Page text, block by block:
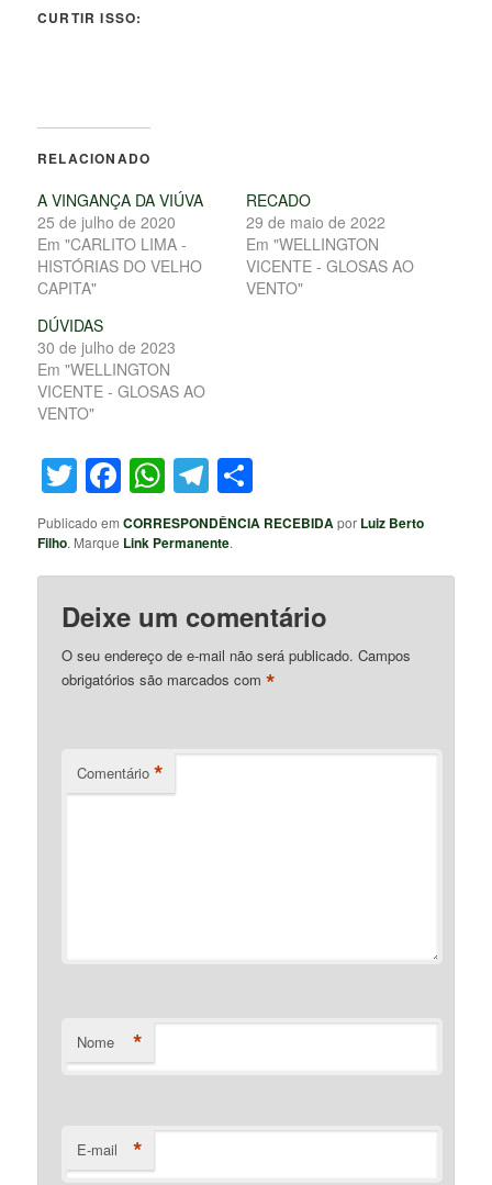
CURTIR ISSO:
RELACIONADO
A VINGANÇA DA VIÚVA
25 de julho de 2020
Em "CARLITO LIMA -
HISTÓRIAS DO VELHO
CAPITA"
RECADO
29 de maio de 2022
Em "WELLINGTON
VICENTE - GLOSAS AO
VENTO"
DÚVIDAS
30 de julho de 2023
Em "WELLINGTON
VICENTE - GLOSAS AO
VENTO"
Twitter
Facebook
WhatsApp
Telegram
Publicado emCORRESPONDÊNCIA RECEBIDApor Luiz Berto
Filho. Marque Link Permanente.
Deixe um comentário
O seu endereço de e-mail não será publicado. Campos
obrigatórios são marcados com*
Comentário *
Nome *
E-mail *